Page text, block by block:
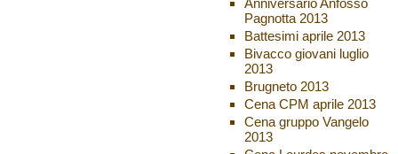
Pagnotta 2013
Battesimi aprile 2013
Bivacco giovani luglio
2013
Brugneto 2013
Cena CPM aprile 2013
Cena gruppo Vangelo
2013